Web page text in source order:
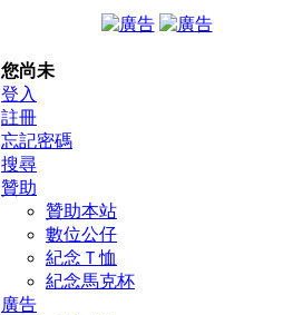
您尚未
登入
註冊
忘記密碼
搜尋
贊助
贊助本站
數位公仔
紀念Ｔ恤
紀念馬克杯
廣告